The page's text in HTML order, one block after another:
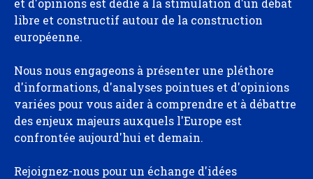
et d'opinions est dédié à la stimulation d'un débat
libre et constructif autour de la construction
européenne.
Nous nous engageons à présenter une pléthore
d'informations, d'analyses pointues et d'opinions
variées pour vous aider à comprendre et à débattre
des enjeux majeurs auxquels l'Europe est
confrontée aujourd'hui et demain.
Rejoignez-nous pour un échange d'idées